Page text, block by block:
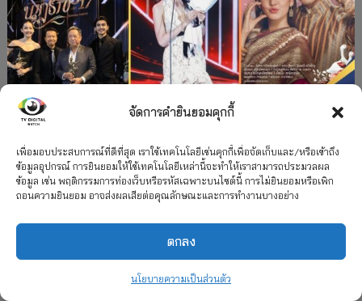
จัดการคำยินยอมคุกกี้
เพื่อมอบประสบการณ์ที่ดีที่สุด เราใช้เทคโนโลยีเช่นคุกกี้เพื่อจัดเก็บและ/หรือเข้าถึง
ข้อมูลอุปกรณ์ การยินยอมให้ใช้เทคโนโลยีเหล่านี้จะทำให้เราสามารถประมวลผล
ข้อมูล เช่น พฤติกรรมการท่องเว็บหรือรหัสเฉพาะบนไซต์นี้ การไม่ยินยอมหรือเพิก
ถอนความยินยอม อาจส่งผลเสียต่อคุณลักษณะและการทำงานบางอย่าง
ตกลง
นโยบายความเป็นส่วนตัว
”คุณพี่เจ้าขาดิฉันเป็นห่านมิใช่หงส์” กวาดรางวัล
เพียบ จาก 8 เวที
2026 TV Digital Watch All Rights Reserved.
รวมเรตติ้ง 2018-2022
สื่อวีดิทัศน์